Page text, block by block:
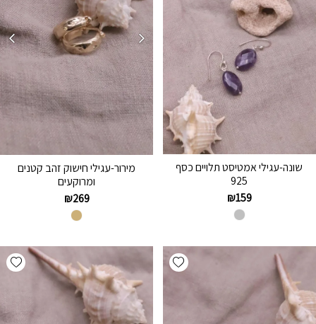
שונה-עגילי אמטיסט תלויים כסף
925
₪159
מירור-עגילי חישוק זהב קטנים
ומרוקעים
₪269
Add wishlist